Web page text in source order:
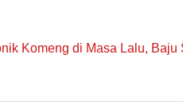
Komeng di Masa Lalu,